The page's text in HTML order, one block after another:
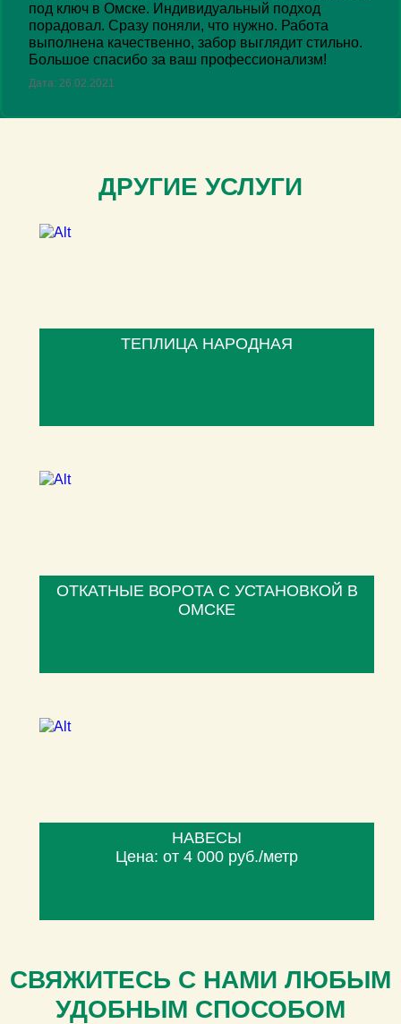
под ключ в Омске. Индивидуальный подход
порадовал. Сразу поняли, что нужно. Работа
выполнена качественно, забор выглядит стильно.
Большое спасибо за ваш профессионализм!
Дата: 26.02.2021
ДРУГИЕ УСЛУГИ
ТЕПЛИЦА НАРОДНАЯ
ОТКАТНЫЕ ВОРОТА С УСТАНОВКОЙ В
ОМСКЕ
НАВЕСЫ
Цена: от 4 000 руб./метр
СВЯЖИТЕСЬ С НАМИ ЛЮБЫМ
УДОБНЫМ СПОСОБОМ